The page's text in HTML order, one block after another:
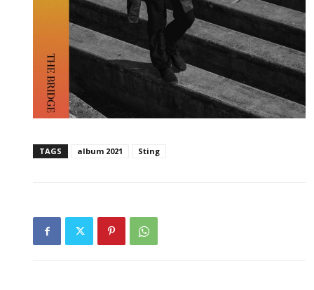
TAGS album 2021 Sting